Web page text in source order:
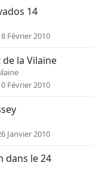
14
Février 2010
la Vilaine
Février 2010
Janvier 2010
dans le 24